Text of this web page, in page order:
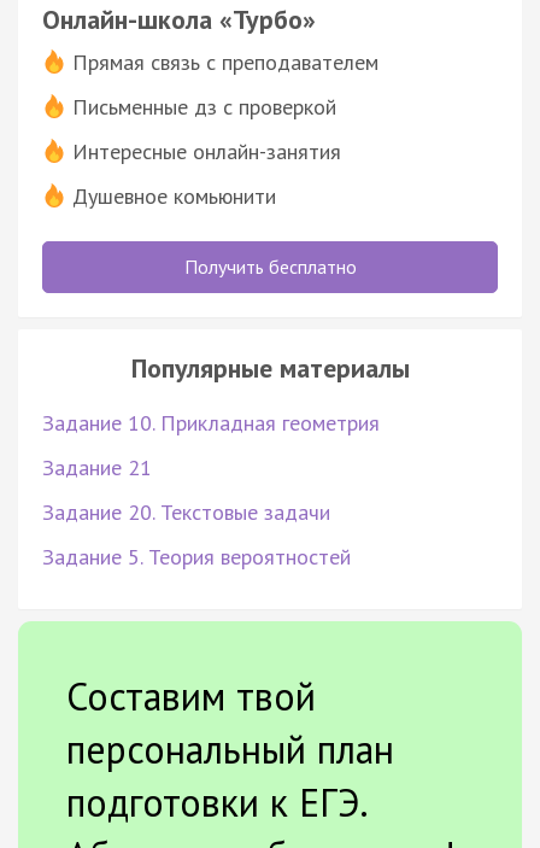
Онлайн-школа «Турбо»
Прямая связь с преподавателем
Письменные дз с проверкой
Интересные онлайн-занятия
Душевное комьюнити
Получить бесплатно
Популярные материалы
Задание 10. Прикладная геометрия
Задание 21
Задание 20. Текстовые задачи
Задание 5. Теория вероятностей
Составим твой
персональный план
подготовки к ЕГЭ.